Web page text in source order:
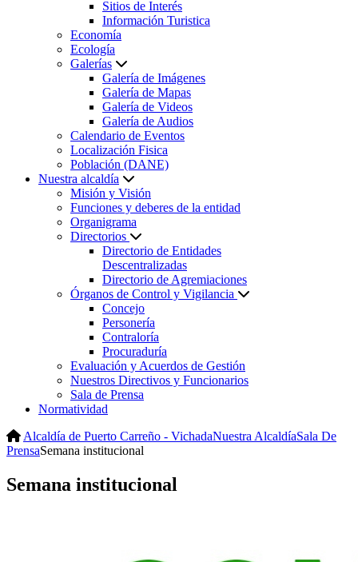
Sitios de Interés
Información Turistica
Economía
Ecología
Galerías
Galería de Imágenes
Galería de Mapas
Galería de Videos
Galería de Audios
Calendario de Eventos
Localización Fisica
Población (DANE)
Nuestra alcaldía
Misión y Visión
Funciones y deberes de la entidad
Organigrama
Directorios
Directorio de Entidades
Descentralizadas
Directorio de Agremiaciones
Órganos de Control y Vigilancia
Concejo
Personería
Contraloría
Procuraduría
Evaluación y Acuerdos de Gestión
Nuestros Directivos y Funcionarios
Sala de Prensa
Normatividad
Alcaldía de Puerto Carreño - VichadaNuestra AlcaldíaSala De
PrensaSemana institucional
Semana institucional